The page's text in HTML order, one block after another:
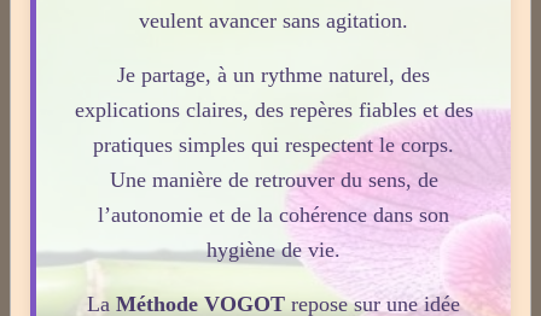
Actinologie
Acupuncture
Aérothérapie
Antigymnastique
veulent avancer sans agitation.
Je partage, à un rythme naturel, des
explications claires, des repères fiables et des
pratiques simples qui respectent le corps.
Une manière de retrouver du sens, de
l’autonomie et de la cohérence dans son
hygiène de vie.
La Méthode VOGOT repose sur une idée